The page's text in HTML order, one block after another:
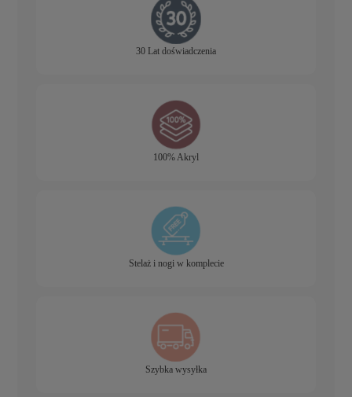
30 Lat doświadczenia
100% Akryl
Stelaż i nogi w komplecie
Szybka wysyłka